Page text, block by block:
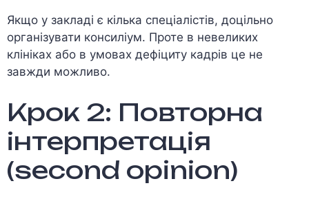
Якщо у закладі є кілька спеціалістів, доцільно
організувати консиліум. Проте в невеликих
клініках або в умовах дефіциту кадрів це не
завжди можливо.
Крок 2: Повторна
інтерпретація
(second opinion)